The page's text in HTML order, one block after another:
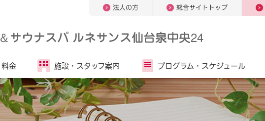
法人の方 総合サイトトップ
＆サウナスパ ルネサンス仙台泉中央24
料金 施設・ スタッフ案内 プログラム・ スケジュール